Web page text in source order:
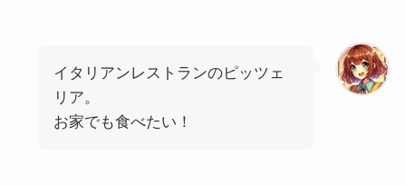
イタリアンレストランのピッツェ
リア。
お家でも食べたい！